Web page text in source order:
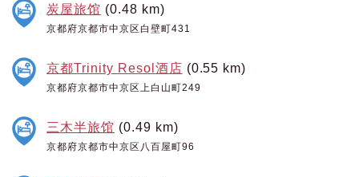
炭屋旅馆 (0.48 km)
京都府京都市中京区白壁町431
京都Trinity Resol酒店 (0.55 km)
京都府京都市中京区上白山町249
三木半旅馆 (0.49 km)
京都府京都市中京区八百屋町96